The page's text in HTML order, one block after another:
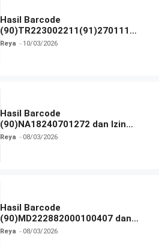
Hasil Barcode
(90)TR223002211(91)270111
dan Izin BPOM
Reya 10/03/2026
Hasil Barcode
(90)NA18240701272 dan Izin
BPOM
Reya 08/03/2026
Hasil Barcode
(90)MD222882000100407 dan
Izin BPOM
Reya 08/03/2026